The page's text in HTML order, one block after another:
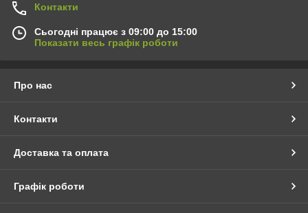
Контакти
Сьогодні працює з 09:00 до 15:00
Показати весь графік роботи
Про нас
Контакти
Доставка та оплата
Графік роботи